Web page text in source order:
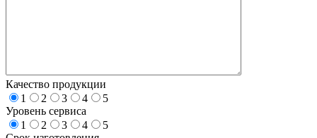
Качество продукции
1
2 3 4
5
Уровень сервиса
1
2 3 4
5